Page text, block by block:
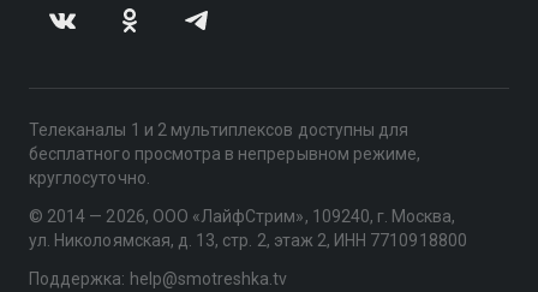
Телеканалы 1 и 2 мультиплексов доступны для
бесплатного просмотра в непрерывном режиме,
круглосуточно.
© 2014 — 2026, ООО «ЛайфСтрим», 109240, г. Москва,
ул. Николоямская, д. 13, стр. 2, этаж 2, ИНН 7710918800
Поддержка: help@smotreshka.tv